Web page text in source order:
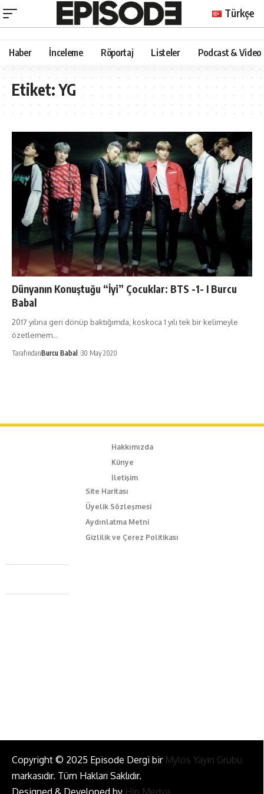
Türkçe
Haber İnceleme Röportaj Listeler Podcast & Video
Etiket:YG
Dünyanın Konuştuğu “İyi” Çocuklar: BTS -1- I Burcu
Babal
2017 yılına geri dönüp baktığımda, koskoca 1 yılı tek bir kelimeyle
özetlemem…
TarafındanBurcu Babal 30 May 2020
Hakkımızda
Künye
İletişim
Site Haritası
Üyelik Sözleşmesi
Aydınlatma Metni
Gizlilik ve Çerez Politikası
Caferağa Mah. Dr. Şakir Paşa Sok. No3/A Kadıköy İstanbul
+90 543 345 46 00
Copyright © 2025 Episode Dergi bir Mylos Yayın Grubu
markasıdır. Tüm Hakları Saklıdır.
Designed & Developed by Hip Medya